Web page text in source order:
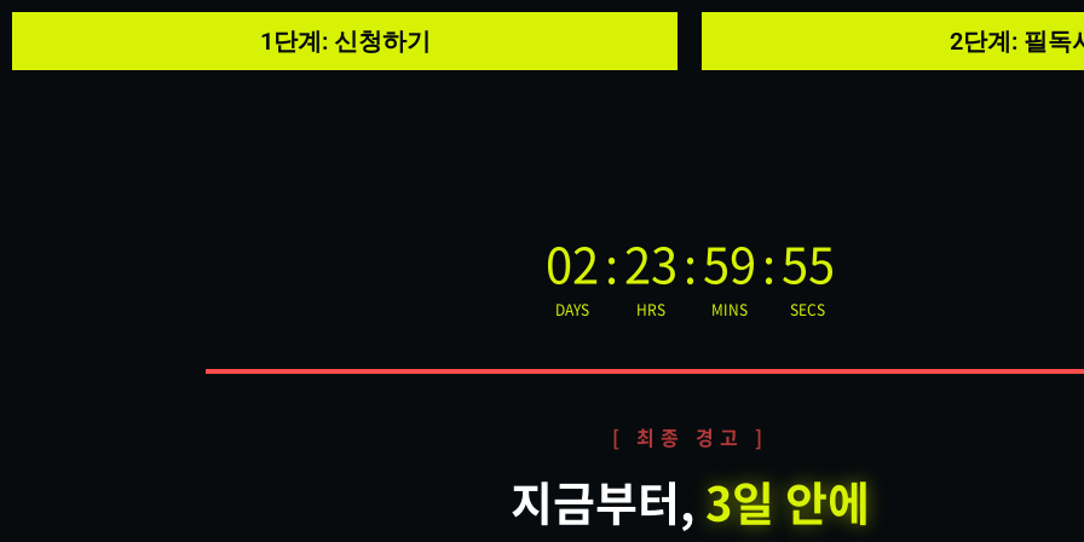
1단계: 신청하기 2단계: 필독
02
DAYS
:23
HRS
:59
MINS
:55
SECS
[ 최종 경고 ]
지금부터,3일 안에